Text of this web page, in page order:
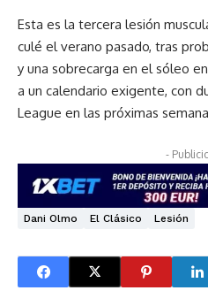
Esta es la tercera lesión
culé el verano pasado, tras
y una sobrecarga en el sóleo
a un calendario exigente, con
League en las próximas
-
Dani Olmo El Clásico Lesión